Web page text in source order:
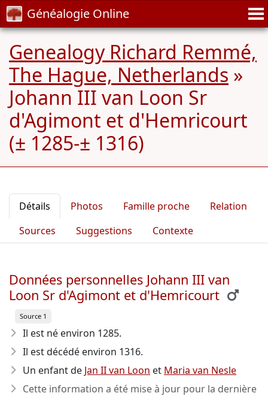
Généalogie Online
Genealogy Richard Remmé,
The Hague, Netherlands »
Johann III van Loon Sr
d'Agimont et d'Hemricourt
(± 1285-± 1316)
Détails Photos Famille proche
Relation
Sources
Suggestions Contexte
Données personnelles Johann III van
Loon Sr d'Agimont et d'Hemricourt
Source 1
Il est né environ 1285.
Il est décédé environ 1316.
Un enfant de Jan II van Loon et Maria van Nesle
Cette information a été mise à jour pour la dernière